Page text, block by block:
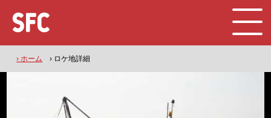
› ホーム › ロケ地詳細